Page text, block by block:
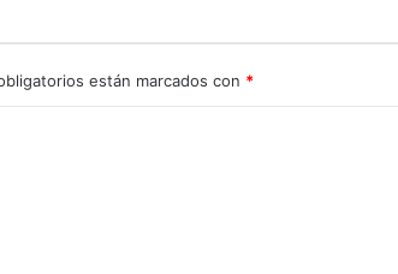
están marcados con *